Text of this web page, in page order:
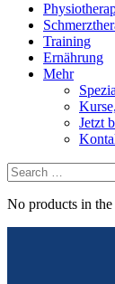
Training
Ernährung
Mehr
Jetzt
No products in the